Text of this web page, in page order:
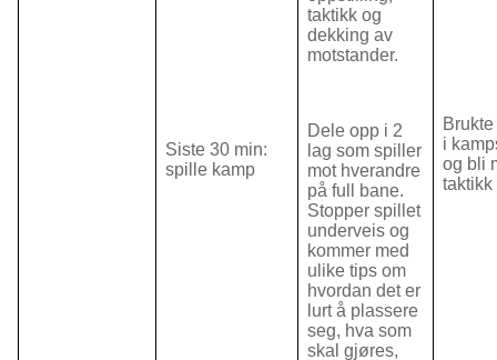
Siste 30 min:
spille kamp
taktikk og
dekking av
motstander.
Dele opp i 2
lag som spiller
mot hverandre
på full bane.
Stopper spillet
underveis og
kommer med
ulike tips om
hvordan det er
lurt å plassere
seg, hva som
skal gjøres,
i
og bli
taktikk